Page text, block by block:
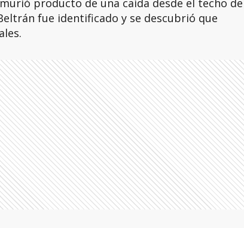
producto de una caída desde el techo de
fue identificado y se descubrió que